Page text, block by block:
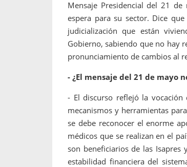
Mensaje Presidencial del 21
espera para su sector. Dice
judicialización que están
Gobierno, sabiendo que no hay
pronunciamiento de cambios al
- ¿El mensaje del 21 de mayo
- El discurso reflejó la
mecanismos y herramientas
se debe reconocer el enorme
médicos que se realizan en el
son beneficiarios de las
estabilidad financiera del